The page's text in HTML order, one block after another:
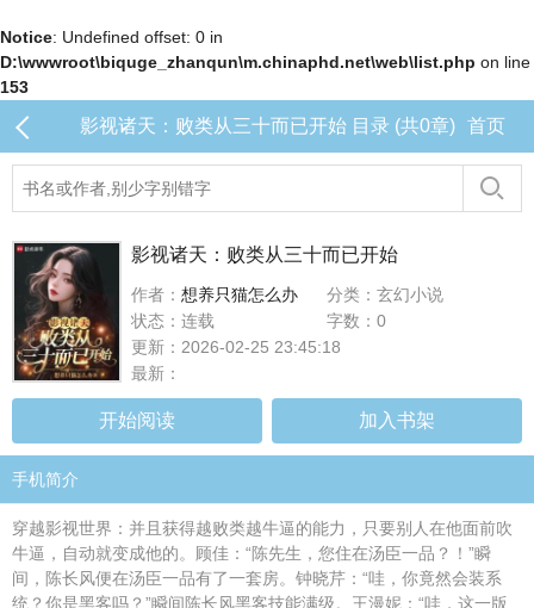
Notice: Undefined offset: 0 in
D:\wwwroot\biquge_zhanqun\m.chinaphd.net\web\list.php on line
153
影视诸天：败类从三十而已开始 目录 (共0章) 首页
影视诸天：败类从三十而已开始
作者： 想养只猫怎么办
分类：玄幻小说
状态：连载
字数：0
更新：2026-02-25 23:45:18
最新：
开始阅读 加入书架
手机简介
穿越影视世界：并且获得越败类越牛逼的能力，只要别人在他面前吹
牛逼，自动就变成他的。顾佳：“陈先生，您住在汤臣一品？！”瞬
间，陈长风便在汤臣一品有了一套房。钟晓芹：“哇，你竟然会装系
统？你是黑客吗？”瞬间陈长风黑客技能满级。王漫妮：“哇，这一版